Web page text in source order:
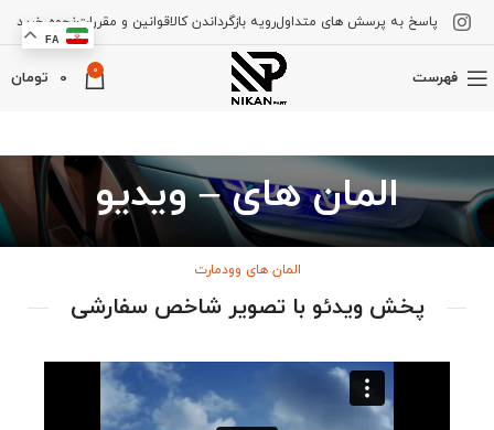
پاسخ به پرسش های متداولرویه بازگرداندن کالاقوانین و مقرراتنحوه خرید
فهرست 0
0 تومان
المان های – ویدیو
المان های وودمارت
پخش ویدئو با تصویر شاخص سفارشی
FA